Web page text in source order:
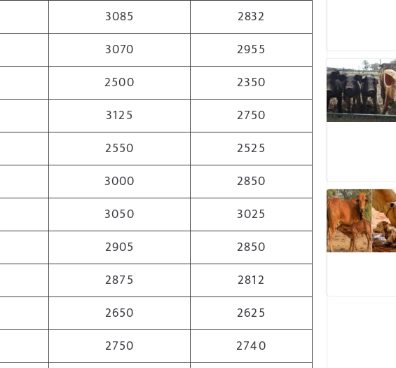
3085
2832
3070
2955
2500
2350
3125
2750
2550
2525
3000
2850
3050
3025
2905
2850
2875
2812
2650
2625
2750
2740